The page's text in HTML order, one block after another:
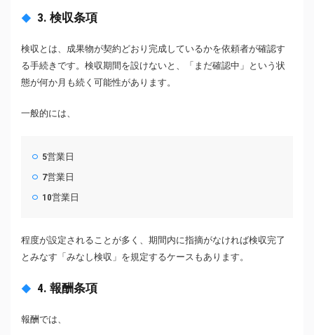
3. 検収条項
検収とは、成果物が契約どおり完成しているかを依頼者が確認す
る手続きです。検収期間を設けないと、「まだ確認中」という状
態が何か月も続く可能性があります。
一般的には、
5営業日
7営業日
10営業日
程度が設定されることが多く、期間内に指摘がなければ検収完了
とみなす「みなし検収」を規定するケースもあります。
4. 報酬条項
報酬では、